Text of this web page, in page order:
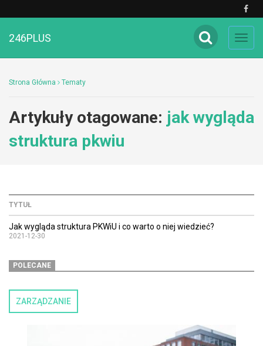
246PLUS
Strona Główna Tematy
Artykuły otagowane: jak wygląda
struktura pkwiu
TYTUŁ
Jak wygląda struktura PKWiU i co warto o niej wiedzieć?
2021-12-30
POLECANE
ZARZĄDZANIE